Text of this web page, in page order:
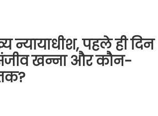
न्यायाधीश, पहले ही दिन
खन्ना और कौन-